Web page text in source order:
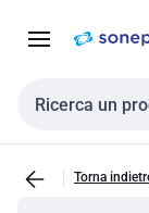
navigazione alla
Cerca input
Torna